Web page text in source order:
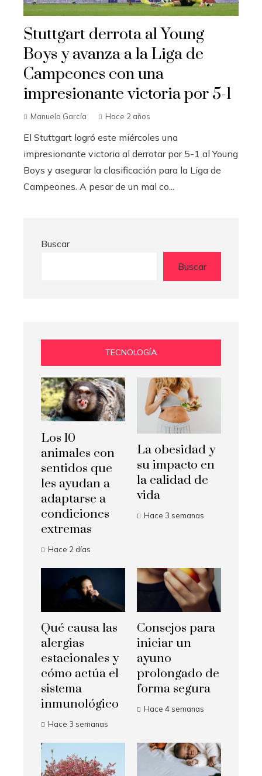
Stuttgart derrota al Young
Boys y avanza a la Liga de
Campeones con una
impresionante victoria por 5-1
Manuela García Hace 2 años
El Stuttgart logró este miércoles una
impresionante victoria al derrotar por 5-1 al Young
Boys y asegurar la clasificación para la Liga de
Campeones. A pesar de un mal co...
Buscar
Buscar
TECNOLOGÍA
Los 10
animales con
sentidos que
les ayudan a
adaptarse a
condiciones
extremas
Hace 2 días
La obesidad y
su impacto en
la calidad de
vida
Hace 3 semanas
Qué causa las
alergias
estacionales y
cómo actúa el
sistema
inmunológico
Hace 3 semanas
Consejos para
iniciar un
ayuno
prolongado de
forma segura
Hace 4 semanas